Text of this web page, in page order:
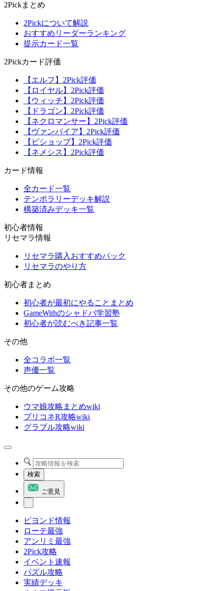
2Pickまとめ
2Pickについて解説
おすすめリーダーランキング
提示カード一覧
2Pickカード評価
【エルフ】2Pick評価
【ロイヤル】2Pick評価
【ウィッチ】2Pick評価
【ドラゴン】2Pick評価
【ネクロマンサー】2Pick評価
【ヴァンパイア】2Pick評価
【ビショップ】2Pick評価
【ネメシス】2Pick評価
カード情報
全カード一覧
テンポラリーデッキ解説
構築済みデッキ一覧
初心者情報
リセマラ情報
リセマラ購入おすすめパック
リセマラのやり方
初心者まとめ
初心者が最初にやることまとめ
GameWithのシャドバ学習塾
初心者が読むべき記事一覧
その他
全コラボ一覧
声優一覧
その他のゲーム攻略
ウマ娘攻略まとめwiki
プリコネR攻略wiki
グラブル攻略wiki
検索
ご意見
ビヨンド情報
ローテ最強
アンリミ最強
2Pick攻略
イベント速報
パズル攻略
実績デッキ